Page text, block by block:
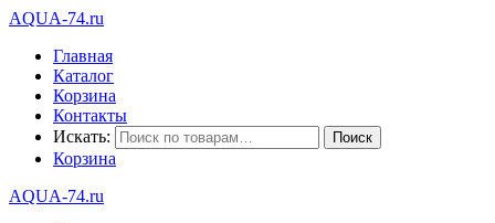
AQUA-74.ru
Главная
Каталог
Корзина
Контакты
Искать:
Корзина
AQUA-74.ru